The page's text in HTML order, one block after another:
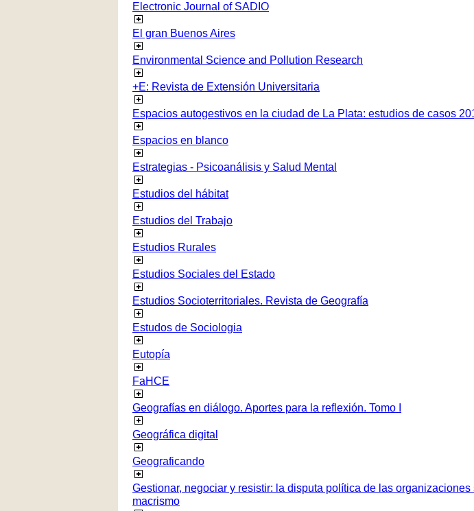
Electronic Journal of SADIO
El gran Buenos Aires
Environmental Science and Pollution Research
+E: Revista de Extensión Universitaria
Espacios autogestivos en la ciudad de La Plata: estudios de casos
Espacios en blanco
Estrategias - Psicoanálisis y Salud Mental
Estudios del hábitat
Estudios del Trabajo
Estudios Rurales
Estudios Sociales del Estado
Estudios Socioterritoriales. Revista de Geografía
Estudos de Sociologia
Eutopía
FaHCE
Geografías en diálogo. Aportes para la reflexión. Tomo I
Geográfica digital
Geograficando
Gestionar, negociar y resistir: la disputa política de las organizaciones
macrismo